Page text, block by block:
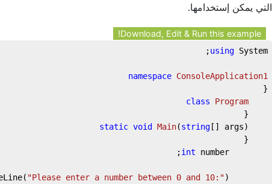
التي يمكن إستخدامها.
Download, Edit & Run this example!
using System;
namespace ConsoleApplication1
{
class
Program
{
static void Main(string [] args)
    {
int number;
"Please enter a number between 0 and 10:");